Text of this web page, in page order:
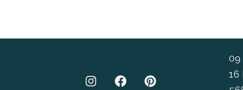
09
16